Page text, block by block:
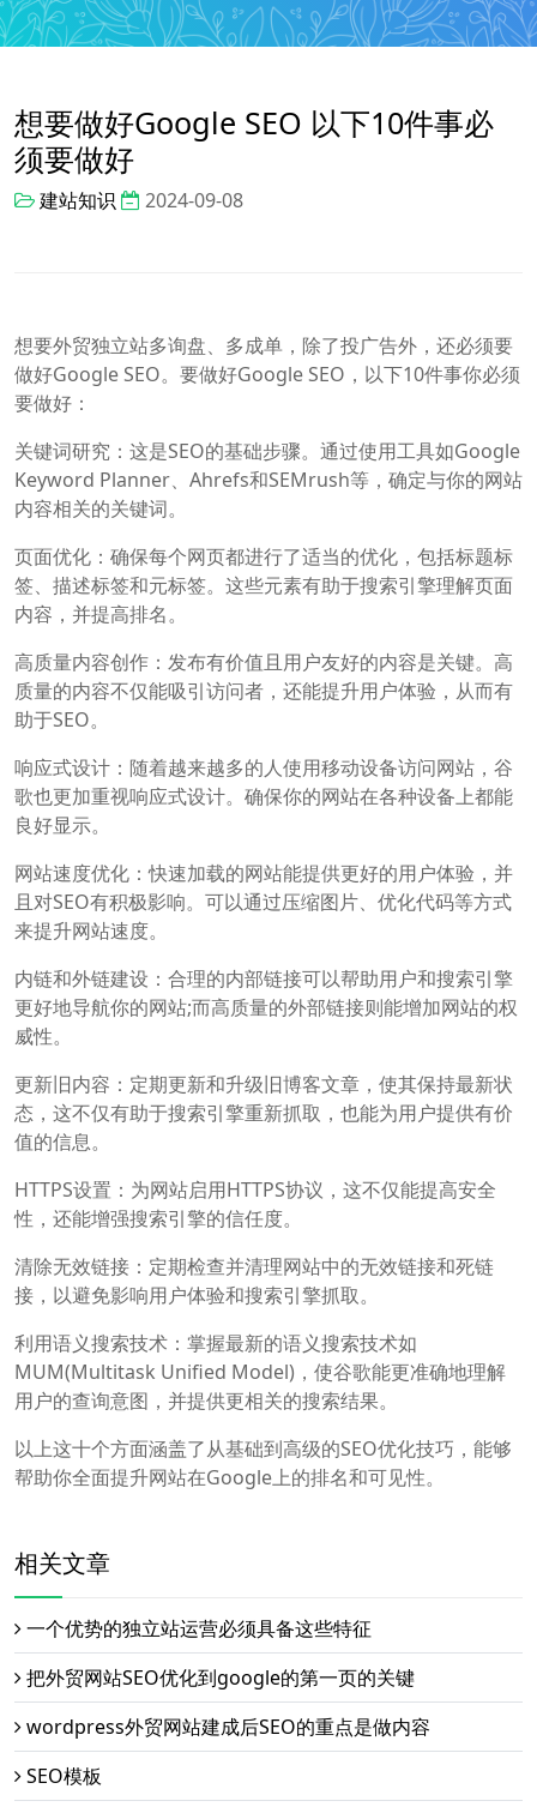
想要做好Google SEO 以下10件事必
须要做好
建站知识 2024-09-08
想要外贸独立站多询盘、多成单，除了投广告外，还必须要
做好Google SEO。要做好Google SEO，以下10件事你必须
要做好：
关键词研究：这是SEO的基础步骤。通过使用工具如Google
Keyword Planner、Ahrefs和SEMrush等，确定与你的网站
内容相关的关键词。
页面优化：确保每个网页都进行了适当的优化，包括标题标
签、描述标签和元标签。这些元素有助于搜索引擎理解页面
内容，并提高排名。
高质量内容创作：发布有价值且用户友好的内容是关键。高
质量的内容不仅能吸引访问者，还能提升用户体验，从而有
助于SEO。
响应式设计：随着越来越多的人使用移动设备访问网站，谷
歌也更加重视响应式设计。确保你的网站在各种设备上都能
良好显示。
网站速度优化：快速加载的网站能提供更好的用户体验，并
且对SEO有积极影响。可以通过压缩图片、优化代码等方式
来提升网站速度。
内链和外链建设：合理的内部链接可以帮助用户和搜索引擎
更好地导航你的网站;而高质量的外部链接则能增加网站的权
威性。
更新旧内容：定期更新和升级旧博客文章，使其保持最新状
态，这不仅有助于搜索引擎重新抓取，也能为用户提供有价
值的信息。
HTTPS设置：为网站启用HTTPS协议，这不仅能提高安全
性，还能增强搜索引擎的信任度。
清除无效链接：定期检查并清理网站中的无效链接和死链
接，以避免影响用户体验和搜索引擎抓取。
利用语义搜索技术：掌握最新的语义搜索技术如
MUM(Multitask Unified Model)，使谷歌能更准确地理解
用户的查询意图，并提供更相关的搜索结果。
以上这十个方面涵盖了从基础到高级的SEO优化技巧，能够
帮助你全面提升网站在Google上的排名和可见性。
相关文章
一个优势的独立站运营必须具备这些特征
把外贸网站SEO优化到google的第一页的关键
wordpress外贸网站建成后SEO的重点是做内容
SEO模板